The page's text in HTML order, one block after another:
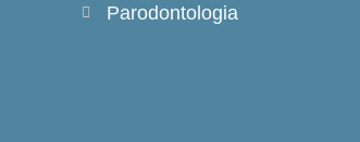
Parodontologia